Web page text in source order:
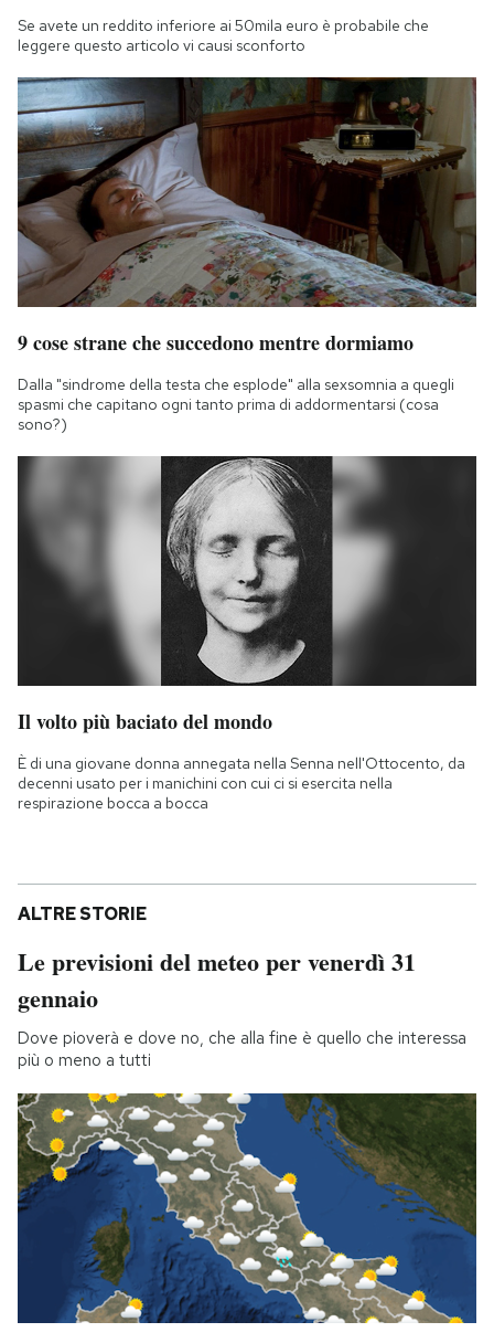
Se avete un reddito inferiore ai 50mila euro è probabile che
leggere questo articolo vi causi sconforto
9 cose strane che succedono mentre dormiamo
Dalla "sindrome della testa che esplode" alla sexsomnia a quegli
spasmi che capitano ogni tanto prima di addormentarsi (cosa
sono?)
Il volto più baciato del mondo
È di una giovane donna annegata nella Senna nell'Ottocento, da
decenni usato per i manichini con cui ci si esercita nella
respirazione bocca a bocca
ALTRE STORIE
Le previsioni del meteo per venerdì 31
gennaio
Dove pioverà e dove no, che alla fine è quello che interessa
più o meno a tutti